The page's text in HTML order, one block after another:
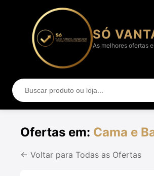
SÓ
As melhores ofertas
Ofertas em: Cama e
← Voltar para Todas as Ofertas